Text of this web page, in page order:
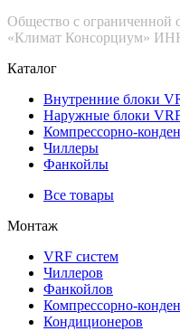
Общество с ограниченной
«Климат Консорциум»
Каталог
Внутренние блоки
Наружные блоки
Компрессорно-
Чиллеры
Фанкойлы
Все товары
Монтаж
VRF систем
Чиллеров
Фанкойлов
Компрессорно-
Кондиционеров